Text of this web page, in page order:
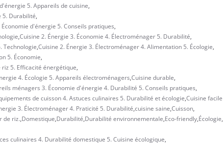
5. Appareils de cuisine,
5. Durabilité,
d'énergie 5. Conseils pratiques,
,Cuisine 2. Énergie 3. Économie 4. Électroménager 5. Durabilité,
Technologie,Cuisine 2. Énergie 3. Électroménager 4. Alimentation 5. Écologie,
5. Économie,
5. Efficacité énergétique,
4. Écologie 5. Appareils électroménagers,Cuisine durable,
ménagers 3. Économie d'énergie 4. Durabilité 5. Conseils pratiques,
de cuisson 4. Astuces culinaires 5. Durabilité et écologie,Cuisine facile
3. Électroménager 4. Praticité 5. Durabilité,cuisine saine,Cuisson,
de riz.,Domestique,Durabilité,Durabilité environnementale,Eco-friendly,Écologie,
culinaires 4. Durabilité domestique 5. Cuisine écologique,